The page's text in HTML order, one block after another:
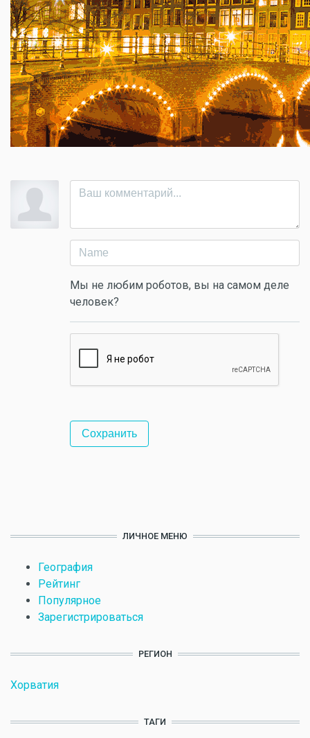
Мы не любим роботов, вы на самом деле
человек?
ЛИЧНОЕ МЕНЮ
География
Рейтинг
Популярное
Зарегистрироваться
РЕГИОН
Хорватия
ТАГИ